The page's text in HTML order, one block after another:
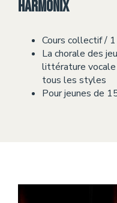
Harmonix
Cours collectif /
La chorale des
littérature
tous les styles
Pour jeunes de